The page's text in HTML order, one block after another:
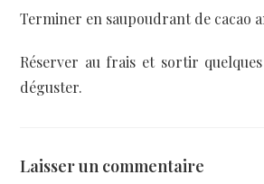
Terminer en saupoudrant de cacao
Réserver au frais et sortir
déguster.
Laisser un commentaire